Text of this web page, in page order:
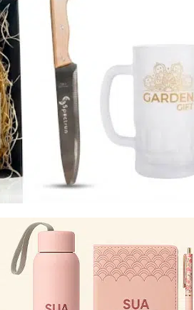
Eu concordo em receber
A nossa empresa está
sua privacidade, utilizaremos seus
de marketing. Você pode alterar
qualquer momento.
Iniciar